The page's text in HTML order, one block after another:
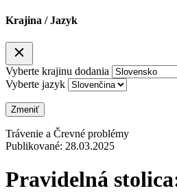
Krajina / Jazyk
Vyberte krajinu dodania
Vyberte jazyk
Zmeniť
Trávenie a Črevné problémy
Publikované: 28.03.2025
Pravidelná